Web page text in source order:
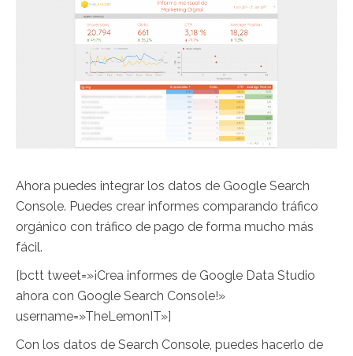
Ahora puedes integrar los datos de Google Search
Console. Puedes crear informes comparando tráfico
orgánico con tráfico de pago de forma mucho más
fácil.
[bctt tweet=»¡Crea informes de Google Data Studio
ahora con Google Search Console!»
username=»TheLemonIT»]
Con los datos de Search Console, puedes hacerlo de